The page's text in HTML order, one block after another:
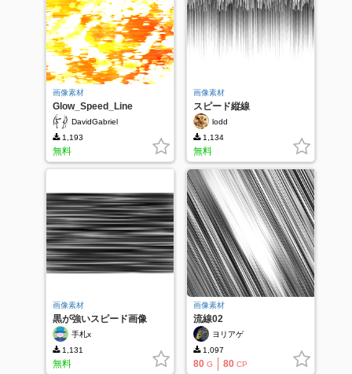
画像素材
Glow_Speed_Line
DavidGabriel
1,193
無料
画像素材
スピード縦線
lodd
1,134
無料
画像素材
黒が強いスピード画像
手札x
1,131
無料
画像素材
流線02
ヨリアゲ
1,097
80 G 80 CP